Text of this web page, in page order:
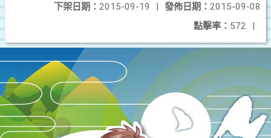
發佈日期： 2015-09-08
下架日期： 2015-09-19
|
點擊率： 572 |